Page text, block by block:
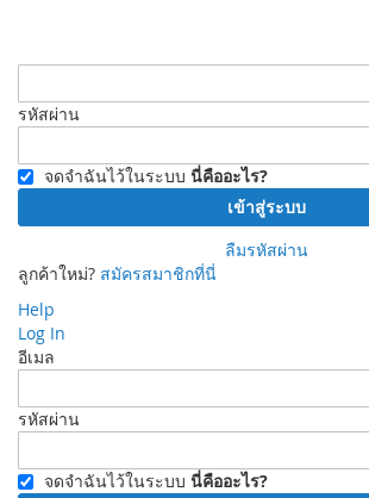
รหัสผ่าน
จดจำฉันไว้ในระบบ นี่คืออะไร?
เข้าสู่ระบบ
ลืมรหัสผ่าน
ลูกค้าใหม่? สมัครสมาชิกที่นี่
Help
Log In
อีเมล
รหัสผ่าน
จดจำฉันไว้ในระบบ นี่คืออะไร?